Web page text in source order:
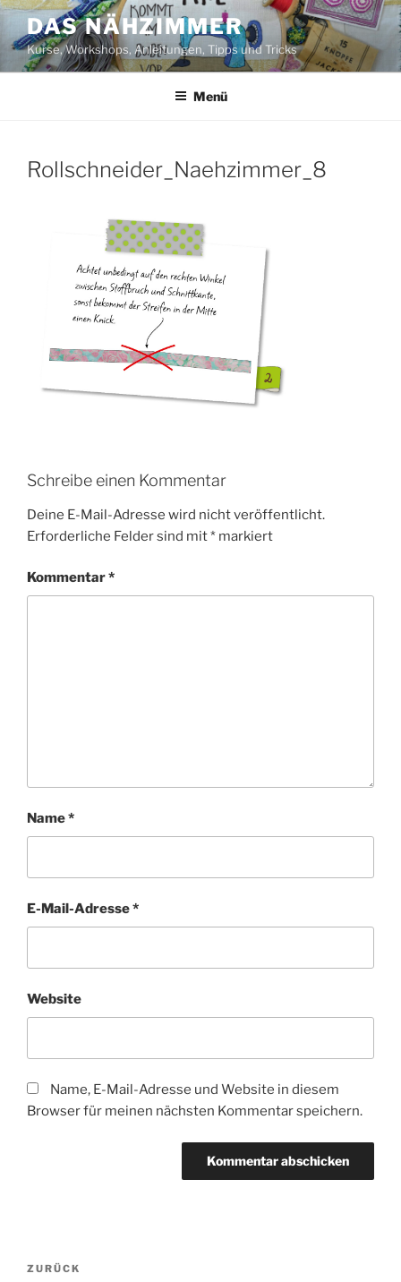
Zum
Inhalt
springen
DAS NÄHZIMMER
Kurse, Workshops, Anleitungen, Tipps und Tricks
Menü
Rollschneider_Naehzimmer_8
Schreibe einen Kommentar
Deine E-Mail-Adresse wird nicht veröffentlicht.
Erforderliche Felder sind mit* markiert
Kommentar*
Name*
E-Mail-Adresse*
Website
Name, E-Mail-Adresse und Website in diesem
Browser für meinen nächsten Kommentar speichern.
Beitragsnavigation
Vorheriger
ZURÜCK